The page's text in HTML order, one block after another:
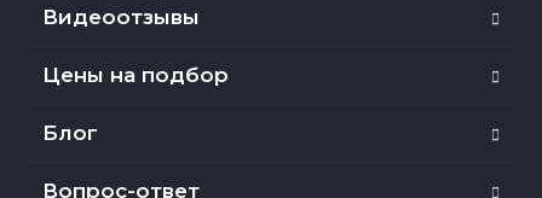
Видеоотзывы
Цены на подбор
Блог
Вопрос-ответ